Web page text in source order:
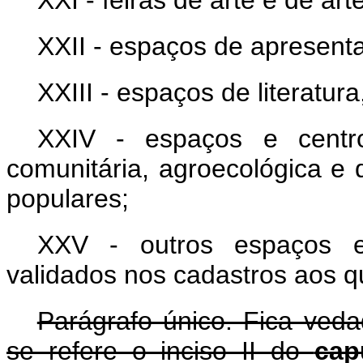
XXII - espaços de
XXIII - espaços de
XXIV - espaços e
comunitária, agroecológica e
populares;
XXV - outros espaços
validados nos cadastros aos
Parágrafo único. Fica
se refere o inciso II do